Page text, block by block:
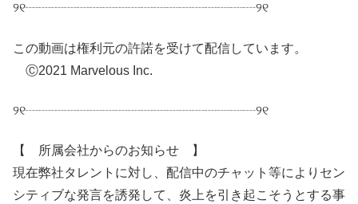
୨୧┈┈┈┈┈┈┈┈┈┈┈┈┈┈┈┈┈┈୨୧
この動画は権利元の許諾を受けて配信しています。
Ⓒ2021 Marvelous Inc.
୨୧┈┈┈┈┈┈┈┈┈┈┈┈┈┈┈┈┈┈୨୧
【 所属会社からのお知らせ 】
現在弊社タレントに対し、配信中のチャット等によりセン
シティブな発言を誘発して、炎上を引き起こそうとする事